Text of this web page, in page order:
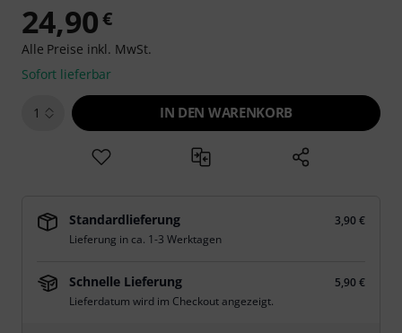
24,90€
Alle Preise inkl. MwSt.
Sofort lieferbar
1 IN DEN WARENKORB
Standardlieferung
3,90 €
Lieferung in ca. 1-3 Werktagen
Schnelle Lieferung
5,90 €
Lieferdatum wird im Checkout angezeigt.